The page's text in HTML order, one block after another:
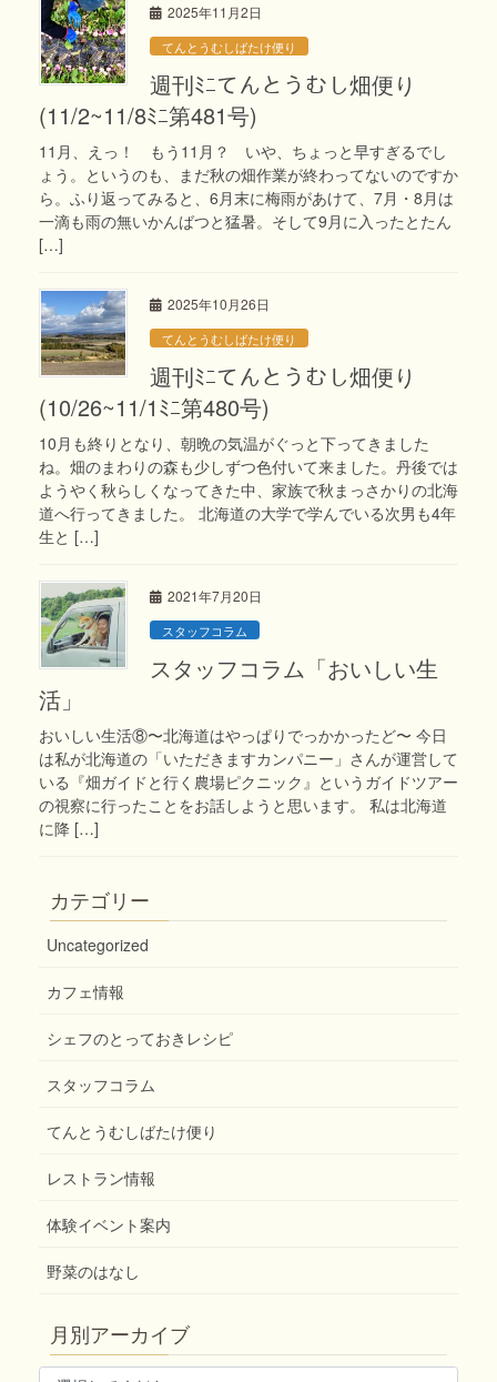
2025年11月2日
てんとうむしばたけ便り
週刊ﾐﾆてんとうむし畑便り
(11/2~11/8ﾐﾆ第481号)
11月、えっ！ もう11月？ いや、ちょっと早すぎるでし
ょう。というのも、まだ秋の畑作業が終わってないのですか
ら。ふり返ってみると、6月末に梅雨があけて、7月・8月は
一滴も雨の無いかんばつと猛暑。そして9月に入ったとたん
[…]
2025年10月26日
てんとうむしばたけ便り
週刊ﾐﾆてんとうむし畑便り
(10/26~11/1ﾐﾆ第480号)
10月も終りとなり、朝晩の気温がぐっと下ってきました
ね。畑のまわりの森も少しずつ色付いて来ました。丹後では
ようやく秋らしくなってきた中、家族で秋まっさかりの北海
道へ行ってきました。 北海道の大学で学んでいる次男も4年
生と […]
2021年7月20日
スタッフコラム
スタッフコラム「おいしい生
活」
おいしい生活⑧〜北海道はやっぱりでっかかったど〜 今日
は私が北海道の「いただきますカンパニー」さんが運営して
いる『畑ガイドと行く農場ピクニック』というガイドツアー
の視察に行ったことをお話しようと思います。 私は北海道
に降 […]
カテゴリー
Uncategorized
カフェ情報
シェフのとっておきレシピ
スタッフコラム
てんとうむしばたけ便り
レストラン情報
体験イベント案内
野菜のはなし
月別アーカイブ